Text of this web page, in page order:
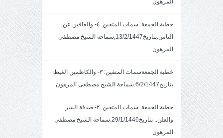
المرهون
خطبة الجمعة: سمات المتقين: ٤- والعافين عن
الناس.بتاريخ13/2/1447,سماحة الشيخ مصطفى
المرهون
خطبة الجمعةسمات المتقين: ٣- والكاظمين الغيظ.
بتاريخ6/2/1447.سماحة الشيخ مصطفى المرهون
خطبة الجمعة: سمات المتقين: ٢- صدقة السر
والعلن.. بتاريخ29/1/1446.سماحة الشيخ مصطفى
المرهون